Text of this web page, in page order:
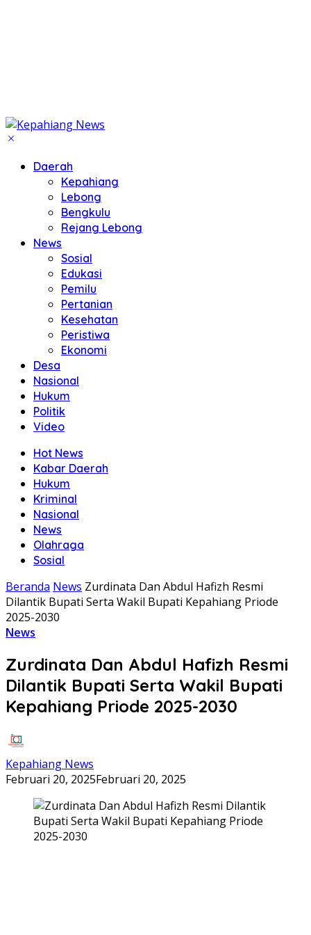
Daerah
Kepahiang
Lebong
Bengkulu
Rejang Lebong
News
Sosial
Edukasi
Pemilu
Pertanian
Kesehatan
Peristiwa
Ekonomi
Desa
Nasional
Hukum
Politik
Video
Hot News
Kabar Daerah
Hukum
Kriminal
Nasional
News
Olahraga
Sosial
Beranda News Zurdinata Dan Abdul Hafizh Resmi
Dilantik Bupati Serta Wakil Bupati Kepahiang Priode
2025-2030
News
Zurdinata Dan Abdul Hafizh Resmi
Dilantik Bupati Serta Wakil Bupati
Kepahiang Priode 2025-2030
Kepahiang News
Februari 20, 2025Februari 20, 2025